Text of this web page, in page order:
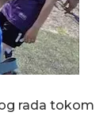
rada tokom